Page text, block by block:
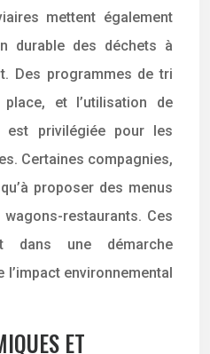
mettent également
durable des déchets à
Des programmes de tri
et l’utilisation de
est privilégiée pour les
Certaines compagnies,
proposer des menus
restaurants. Ces
dans une démarche
environnemental
ET